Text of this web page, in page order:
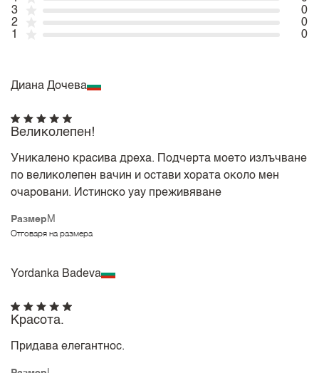
3
0
2
0
1
0
Диана Дочева
Размер M
Отговаря на размера
Великолепен!
Уникалено красива дреха. Подчерта моето излъчване
по великолепен вачин и остави хората около мен
очаровани. Истинско уау преживяване
Yordanka Badeva
Красота.
Придава елегантнос.